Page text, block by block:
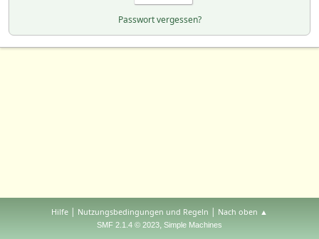
Passwort vergessen?
Hilfe | Nutzungsbedingungen und Regeln | Nach oben ▲
SMF 2.1.4 © 2023, Simple Machines